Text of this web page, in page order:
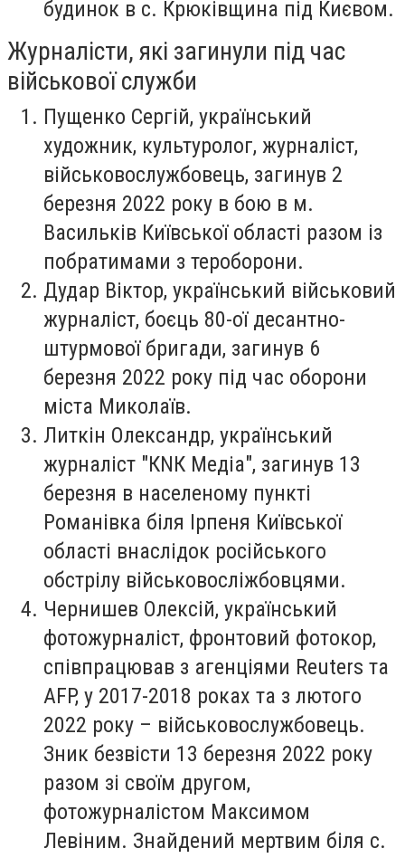
будинок в с. Крюківщина під Києвом.
Журналісти, які загинули під час
військової служби
Пущенко Сергій, український
художник, культуролог, журналіст,
військовослужбовець, загинув 2
березня 2022 року в бою в м.
Васильків Київської області разом із
побратимами з тероборони.
Дудар Віктор, український військовий
журналіст, боєць 80-ої десантно-
штурмової бригади, загинув 6
березня 2022 року під час оборони
міста Миколаїв.
Литкін Олександр, український
журналіст "КNК Медіа", загинув 13
березня в населеному пункті
Романівка біля Ірпеня Київської
області внаслідок російського
обстрілу військовосліжбовцями.
Чернишев Олексій, український
фотожурналіст, фронтовий фотокор,
співпрацював з агенціями Reuters та
AFP, у 2017-2018 роках та з лютого
2022 року – військовослужбовець.
Зник безвісти 13 березня 2022 року
разом зі своїм другом,
фотожурналістом Максимом
Левіним. Знайдений мертвим біля с.